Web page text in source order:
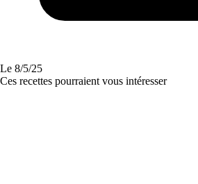
Le 8/5/25
Ces recettes pourraient vous intéresser